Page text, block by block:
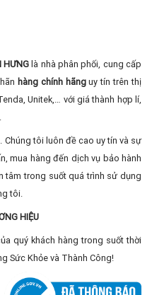
HƯNG là nhà phân phối, cung cấp
hàng chính hãnguy tín trên thị
Unitek,… với giá thành hợp lí,
Chúng tôi luôn đề cao uy tín và sự
mua hàng đến dịch vụ bảo hành
tâm trong suốt quá trình sử dụng
tôi.
HIỆU
quý khách hàng trong suốt thời
Sức Khỏe và Thành Công!